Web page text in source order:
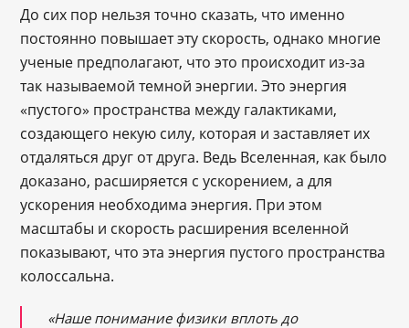
До сих пор нельзя точно сказать, что именно
постоянно повышает эту скорость, однако многие
ученые предполагают, что это происходит из-за
так называемой темной энергии. Это энергия
«пустого» пространства между галактиками,
создающего некую силу, которая и заставляет их
отдаляться друг от друга. Ведь Вселенная, как было
доказано, расширяется с ускорением, а для
ускорения необходима энергия. При этом
масштабы и скорость расширения вселенной
показывают, что эта энергия пустого пространства
колоссальна.
«Наше понимание физики вплоть до